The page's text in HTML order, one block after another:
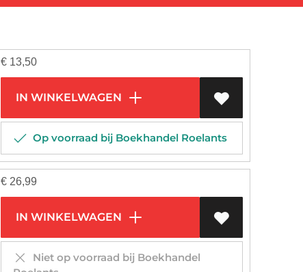
€ 13,50
IN WINKELWAGEN
Op voorraad bij Boekhandel Roelants
€ 26,99
IN WINKELWAGEN
Niet op voorraad bij Boekhandel